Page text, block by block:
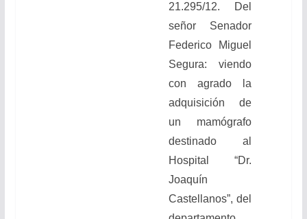
21.295/12. Del
señor Senador
Federico Miguel
Segura: viendo
con agrado la
adquisición de
un mamógrafo
destinado al
Hospital “Dr.
Joaquín
Castellanos”, del